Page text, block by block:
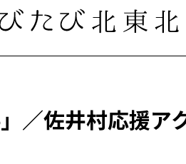
／佐井村応援ア